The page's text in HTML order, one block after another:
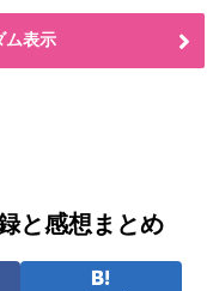
ム表示
と感想まとめ